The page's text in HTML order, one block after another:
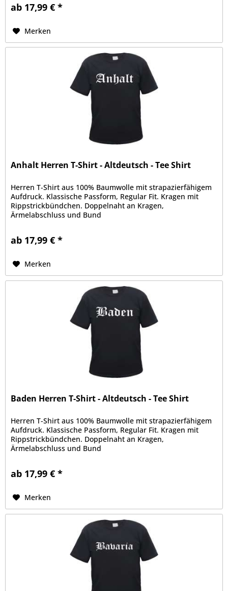
ab 17,99 € *
Merken
Anhalt Herren T-Shirt - Altdeutsch - Tee Shirt
Herren T-Shirt aus 100% Baumwolle mit strapazierfähigem
Aufdruck. Klassische Passform, Regular Fit. Kragen mit
Rippstrickbündchen. Doppelnaht an Kragen,
Ärmelabschluss und Bund
ab 17,99 € *
Merken
Baden Herren T-Shirt - Altdeutsch - Tee Shirt
Herren T-Shirt aus 100% Baumwolle mit strapazierfähigem
Aufdruck. Klassische Passform, Regular Fit. Kragen mit
Rippstrickbündchen. Doppelnaht an Kragen,
Ärmelabschluss und Bund
ab 17,99 € *
Merken